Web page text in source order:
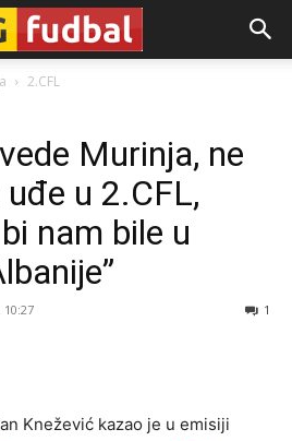
2.CFL
Murinja, ne
u 2.CFL,
nam bile u
10:27 1
Knežević kazao je u emisiji